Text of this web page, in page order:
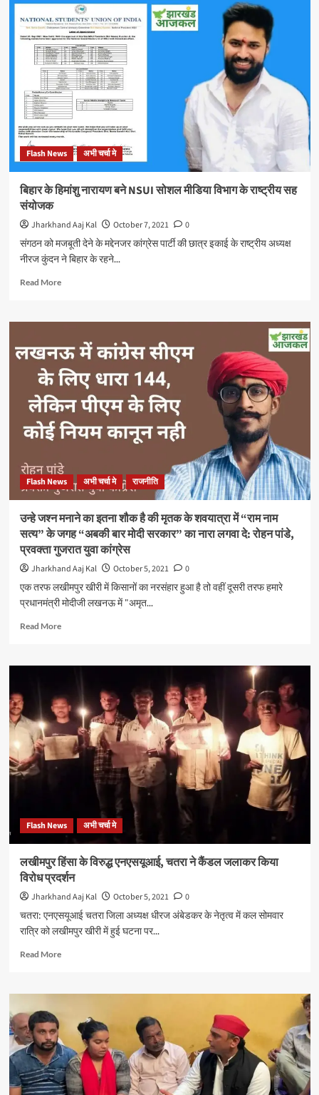
षाडंगी
के
सीएम
दफ्तर
के
बाहर
धरने
की
चेतावनी
के
शहीद
हांसदा
स्मृति
में
बिजली
कनेक्शन
का
Flash News अभी चर्चा मे
बिहार के हिमांशु नारायण बने NSUI सोशल मीडिया विभाग के राष्ट्रीय सह
संयोजक
Jharkhand Aaj Kal October 7, 2021
0
संगठन को मजबूती देने के मद्देनजर कांग्रेस पार्टी की छात्र इकाई के राष्ट्रीय अध्यक्ष
नीरज कुंदन ने बिहार के रहने...
Read MoreRead
बिहार
हिमांशु
नारायण
बने
NSUI
सोशल
मीडिया
विभाग
सह
संयोजक
Flash News अभी चर्चा मे राजनीति
उन्हे जश्न मनाने का इतना शौक है की मृतक के शवयात्रा में “राम नाम
सत्य” के जगह “अबकी बार मोदी सरकार” का नारा लगवा दे: रोहन पांडे,
प्रवक्ता गुजरात युवा कांग्रेस
Jharkhand Aaj Kal October 5, 2021
0
एक तरफ लखीमपुर खीरी में किसानों का नरसंहार हुआ है तो वहीं दूसरी तरफ हमारे
प्रधानमंत्री मोदीजी लखनऊ में "अमृत...
Read MoreRead
उन्हे
का
इतना
शौक
है
की
“राम
सत्य”
के
जगह
“अबकी
मोदी
सरकार”
प्रवक्ता
गुजरात
युवा
कांग्रेस
Flash News अभी चर्चा मे
लखीमपुर हिंसा के विरुद्ध एनएसयूआई, चतरा ने कैंडल जलाकर किया
विरोध प्रदर्शन
Jharkhand Aaj Kal October 5, 2021
0
चतरा: एनएसयूआई चतरा जिला अध्यक्ष धीरज अंबेडकर के नेतृत्व में कल सोमवार
रात्रि को लखीमपुर खीरी में हुई घटना पर...
Read MoreRead
लखीमपुर
के
विरुद्ध
एनएसयूआई,
चतरा
ने
कैंडल